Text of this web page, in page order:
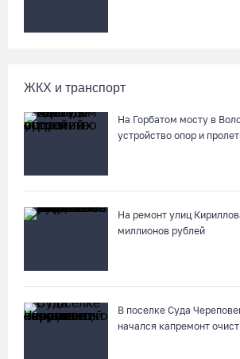
Заблудившуюся семью с двумя детьми
Вологдой
05.08.26 / 09:23
05.08.26 / 09:01
В августе медики «Здравдесанта» продолжат
округах Вологодчины
04.08.26 / 18:45
ЖКХ и транспорт
На Горбатом мосту в
устройство опор и
На ремонт улиц
миллионов рублей
В поселке Суда
начался капремонт